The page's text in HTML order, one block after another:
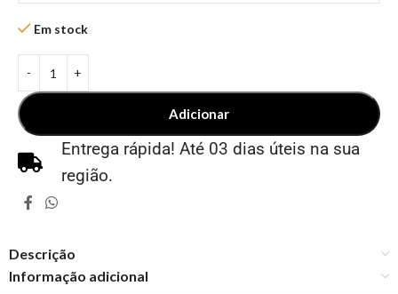
Em stock
Adicionar
Entrega rápida! Até 03 dias úteis na sua
região.
Descrição
Informação adicional